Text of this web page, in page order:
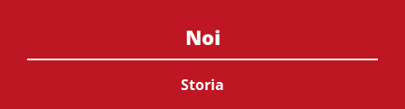
Noi
Storia